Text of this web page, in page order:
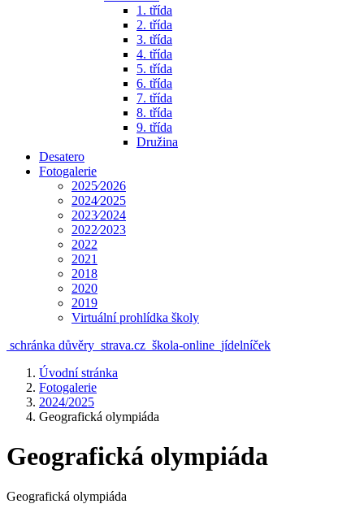
1. třída
2. třída
3. třída
4. třída
5. třída
6. třída
7. třída
8. třída
9. třída
Družina
Desatero
Fotogalerie
2025⁄2026
2024⁄2025
2023⁄2024
2022⁄2023
2022
2021
2018
2020
2019
Virtuální prohlídka školy
schránka důvěry strava.cz škola-online jídelníček
Úvodní stránka
Fotogalerie
2024/2025
Geografická olympiáda
Geografická olympiáda
Geografická olympiáda